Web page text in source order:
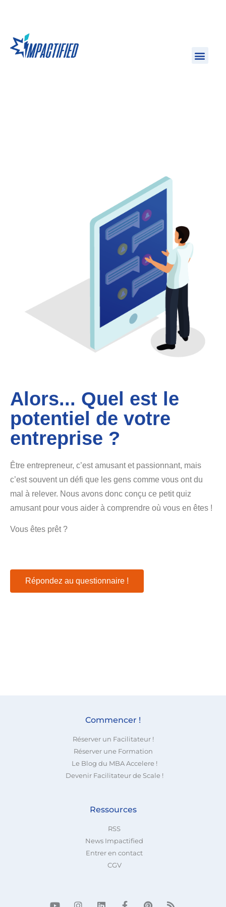
Alors... Quel est le
potentiel de votre
entreprise ?
Être entrepreneur, c’est amusant et passionnant, mais
c’est souvent un défi que les gens comme vous ont du
mal à relever. Nous avons donc conçu ce petit quiz
amusant pour vous aider à comprendre où vous en êtes !
Vous êtes prêt ?
Répondez au questionnaire !
Commencer !
Réserver un Facilitateur !
Réserver une Formation
Le Blog du MBA Accelere !
Devenir Facilitateur de Scale !
Ressources
RSS
News Impactified
Entrer en contact
CGV